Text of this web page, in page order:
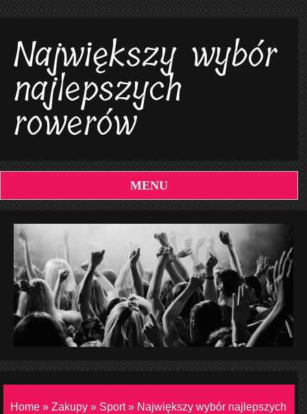
Największy wybór
najlepszych
rowerów
MENU
Home » Zakupy » Sport» Największy wybór najlepszych